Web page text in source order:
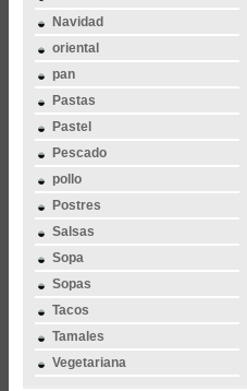
Navidad
oriental
pan
Pastas
Pastel
Pescado
pollo
Postres
Salsas
Sopa
Sopas
Tacos
Tamales
Vegetariana